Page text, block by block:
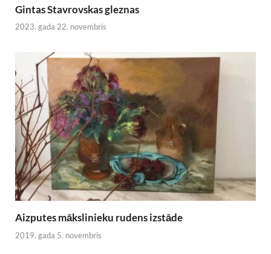
Gintas Stavrovskas gleznas
2023. gada 22. novembris
Aizputes mākslinieku rudens izstāde
2019. gada 5. novembris